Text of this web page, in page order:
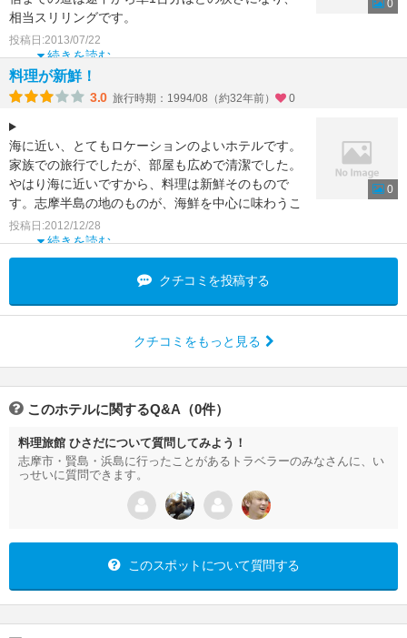
相当スリリングです。
対向車におびえながら5分ほど徐行すると、目的の
お宿に着きます。
民宿ですので、お部屋や
続きを読む
投稿日:2013/07/22
0
料理が新鮮！
3.0 旅行時期：1994/08（約32年前） 0
海に近い、とてもロケーションのよいホテルです。
家族での旅行でしたが、部屋も広めで清潔でした。
やはり海に近いですから、料理は新鮮そのもので
す。志摩半島の地のものが、海鮮を中心に味わうこ
とができますので、
続きを読む
投稿日:2012/12/28
0
クチコミを投稿する
クチコミをもっと見る
このホテルに関するQ&A（0件）
料理旅館 ひさだについて質問してみよう！
志摩市・賢島・浜島に行ったことがあるトラベラーのみなさんに、い
っせいに質問できます。
このスポットについて質問する